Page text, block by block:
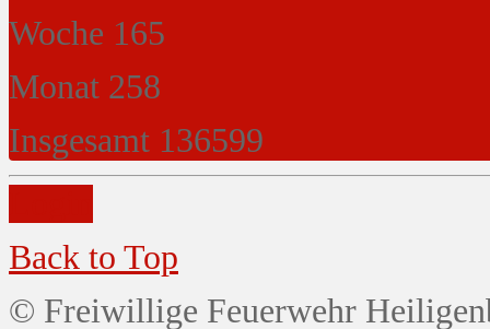
Woche 165
Monat 258
Insgesamt 136599
Back to Top
© Freiwillige Feuerwehr